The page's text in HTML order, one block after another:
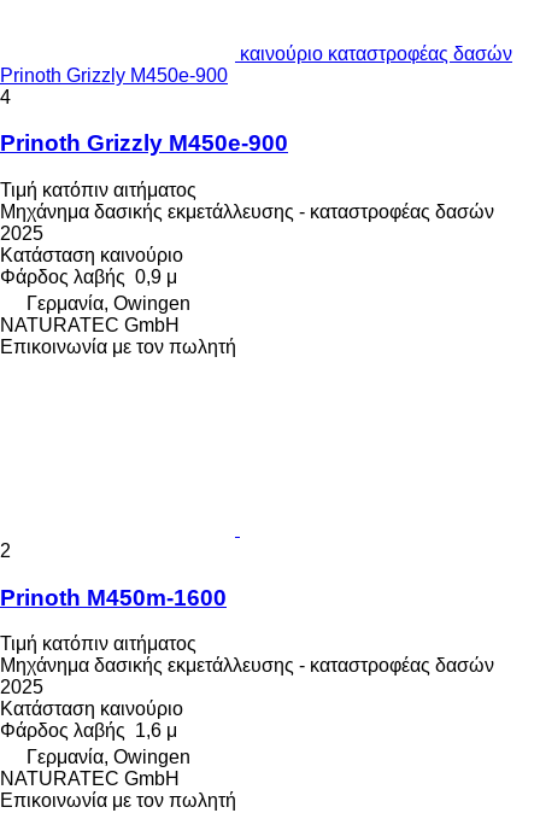
καινούριο καταστροφέας δασών
Prinoth Grizzly M450e-900
4
Prinoth Grizzly M450e-900
Τιμή κατόπιν αιτήματος
Μηχάνημα δασικής εκμετάλλευσης - καταστροφέας δασών
2025
Κατάσταση καινούριο
Φάρδος λαβής 0,9 μ
Γερμανία, Owingen
NATURATEC GmbH
Επικοινωνία με τον πωλητή
2
Prinoth M450m-1600
Τιμή κατόπιν αιτήματος
Μηχάνημα δασικής εκμετάλλευσης - καταστροφέας δασών
2025
Κατάσταση καινούριο
Φάρδος λαβής 1,6 μ
Γερμανία, Owingen
NATURATEC GmbH
Επικοινωνία με τον πωλητή